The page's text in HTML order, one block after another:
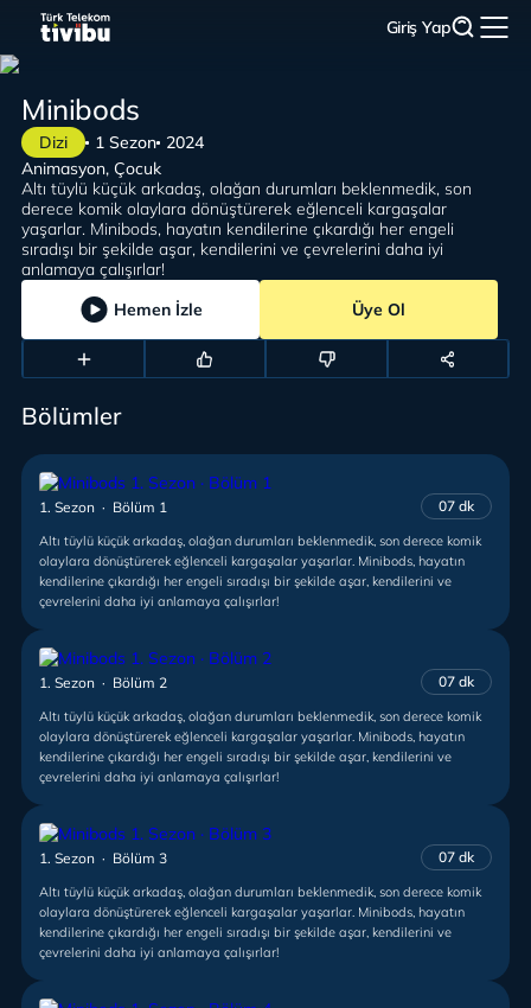
Giriş Yap
Dizi 1 Sezon 2024
Minibods
Altı tüylü küçük arkadaş, olağan durumları beklenmedik, son
derece komik olaylara dönüştürerek eğlenceli kargaşalar
yaşarlar. Minibods, hayatın kendilerine çıkardığı her engeli
sıradışı bir şekilde aşar, kendilerini ve çevrelerini daha iyi
anlamaya çalışırlar!
Animasyon, Çocuk
Hemen İzle Üye Ol
Bölümler
1. Sezon · Bölüm 1 07 dk
Altı tüylü küçük arkadaş, olağan durumları beklenmedik, son derece komik
olaylara dönüştürerek eğlenceli kargaşalar yaşarlar. Minibods, hayatın
kendilerine çıkardığı her engeli sıradışı bir şekilde aşar, kendilerini ve
çevrelerini daha iyi anlamaya çalışırlar!
1. Sezon · Bölüm 2 07 dk
Altı tüylü küçük arkadaş, olağan durumları beklenmedik, son derece komik
olaylara dönüştürerek eğlenceli kargaşalar yaşarlar. Minibods, hayatın
kendilerine çıkardığı her engeli sıradışı bir şekilde aşar, kendilerini ve
çevrelerini daha iyi anlamaya çalışırlar!
1. Sezon · Bölüm 3 07 dk
Altı tüylü küçük arkadaş, olağan durumları beklenmedik, son derece komik
olaylara dönüştürerek eğlenceli kargaşalar yaşarlar. Minibods, hayatın
kendilerine çıkardığı her engeli sıradışı bir şekilde aşar, kendilerini ve
çevrelerini daha iyi anlamaya çalışırlar!